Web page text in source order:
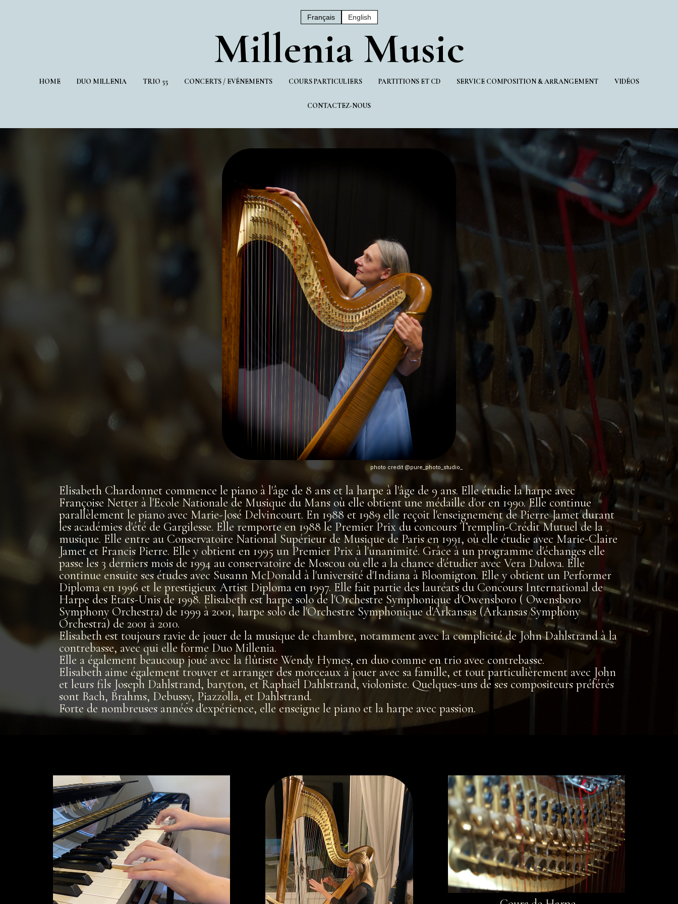
Français English
MilLenia Music
HOME DUO MILLENIA TRIO 55 CONCERTS / EVÉNEMENTS COURS PARTICULIERS PARTITIONS ET CD SERVICE COMPOSITION & ARRANGEMENT VIDÉOS
CONTACTEZ-NOUS
photo credit @pure_photo_studio_
Elisabeth Chardonnet commence le piano à l'âge de 8 ans et la harpe à l'âge de 9 ans. Elle étudie la harpe avec
Françoise Netter à l'Ecole Nationale de Musique du Mans où elle obtient une médaille d'or en 1990. Elle continue
parallèlement le piano avec Marie-José Delvincourt. En 1988 et 1989 elle reçoit l'enseignement de Pierre Jamet durant
les académies d'été de Gargilesse. Elle remporte en 1988 le Premier Prix du concours Tremplin-Crédit Mutuel de la
musique. Elle entre au Conservatoire National Supérieur de Musique de Paris en 1991, où elle étudie avec Marie-Claire
Jamet et Francis Pierre. Elle y obtient en 1995 un Premier Prix à l'unanimité. Grâce à un programme d'échanges elle
passe les 3 derniers mois de 1994 au conservatoire de Moscou où elle a la chance d'étudier avec Vera Dulova. Elle
continue ensuite ses études avec Susann McDonald à l'université d'Indiana à Bloomigton. Elle y obtient un Performer
Diploma en 1996 et le prestigieux Artist Diploma en 1997. Elle fait partie des lauréats du Concours International de
Harpe des Etats-Unis de 1998. Elisabeth est harpe solo de l'Orchestre Symphonique d'Owensboro ( Owensboro
Symphony Orchestra) de 1999 à 2001, harpe solo de l'Orchestre Symphonique d'Arkansas (Arkansas Symphony
Orchestra) de 2001 à 2010.
Elisabeth est toujours ravie de jouer de la musique de chambre, notamment avec la complicité de John Dahlstrand à la
contrebasse, avec qui elle forme Duo Millenia.
Elle a également beaucoup joué avec la flûtiste Wendy Hymes, en duo comme en trio avec contrebasse.
Elisabeth aime également trouver et arranger des morceaux à jouer avec sa famille, et tout particulièrement avec John
et leurs fils Joseph Dahlstrand, baryton, et Raphaël Dahlstrand, violoniste. Quelques-uns de ses compositeurs préférés
sont Bach, Brahms, Debussy, Piazzolla, et Dahlstrand.
Forte de nombreuses années d'expérience, elle enseigne le piano et la harpe avec passion.